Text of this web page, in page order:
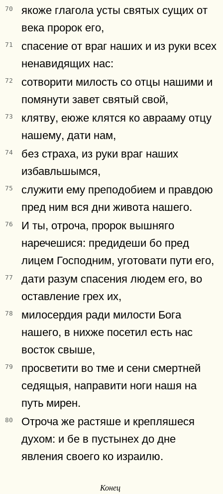
70
якоже глагола усты святых сущих от
века пророк его,
71
спасение от враг наших и из руки всех
ненавидящих нас:
72
сотворити милость со отцы нашими и
помянути завет святый свой,
73
клятву, еюже клятся ко аврааму отцу
нашему, дати нам,
74
без страха, из руки враг наших
избавльшымся,
75
служити ему преподобием и правдою
пред ним вся дни живота нашего.
76
И ты, отроча, пророк вышняго
наречешися: предидеши бо пред
лицем Господним, уготовати пути его,
77
дати разум спасения людем его, во
оставление грех их,
78
милосердия ради милости Бога
нашего, в нихже посетил есть нас
восток свыше,
79
просветити во тме и сени смертней
седящыя, направити ноги нашя на
путь мирен.
80
Отроча же растяше и крепляшеся
духом: и бе в пустынех до дне
явления своего ко израилю.
Конец